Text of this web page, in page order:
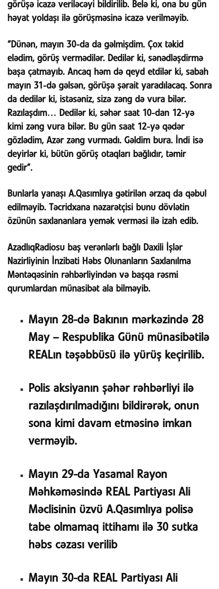
görüşə icazə veriləcəyi bildirilib. Belə ki, ona bu gün
həyat yoldaşı ilə görüşməsinə icazə verilməyib.
“Dünən, mayın 30-da da gəlmişdim. Çox təkid
elədim, görüş vermədilər. Dedilər ki, sənədləşdirmə
başa çatmayıb. Ancaq həm də qeyd etdilər ki, sabah
mayın 31-də gəlsən, görüşə şərait yaradılacaq. Sonra
da dedilər ki, istəsəniz, sizə zəng də vura bilər.
Razılaşdım… Dedilər ki, səhər saat 10-dan 12-yə
kimi zəng vura bilər. Bu gün saat 12-yə qədər
gözlədim, Azər zəng vurmadı. Gəldim bura. İndi isə
deyirlər ki, bütün görüş otaqları bağlıdır, təmir
gedir”.
Bunlarla yanaşı A.Qasımlıya gətirilən ərzaq da qəbul
edilməyib. Təcridxana nəzarətçisi bunu dövlətin
özünün saxlananlara yemək verməsi ilə izah edib.
AzadlıqRadiosu baş verənlərlı bağlı Daxili İşlər
Nazirliyinin İnzibati Həbs Olunanların Saxlanılma
Məntəqəsinin rəhbərliyindən və başqa rəsmi
qurumlardan münasibət ala bilməyib.
Mayın 28-də Bakının mərkəzində 28
May – Respublika Günü münasibətilə
REALın təşəbbüsü ilə yürüş keçirilib.
Polis aksiyanın şəhər rəhbərliyi ilə
razılaşdırılmadığını bildirərək, onun
sona kimi davam etməsinə imkan
verməyib.
Mayın 29-da Yasamal Rayon
Məhkəməsində REAL Partiyası Ali
Məclisinin üzvü A.Qasımlıya polisə
tabe olmamaq ittihamı ilə 30 sutka
həbs cəzası verilib
Mayın 30-da REAL Partiyası Ali